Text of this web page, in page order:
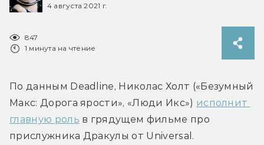
4 августа 2021 г.
847
1 минута на чтение
По данным Deadline, Николас Холт («Безумный
Макс: Дорога ярости», «Люди Икс») исполнит
главную роль в грядущем фильме про
прислужника Дракулы от Universal.